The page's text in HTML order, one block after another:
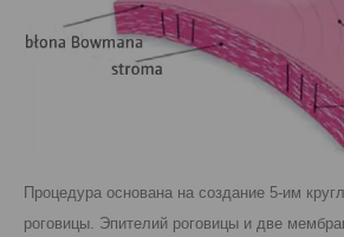
Процедура основана на создание 5-им
роговицы. Эпителий роговицы и две